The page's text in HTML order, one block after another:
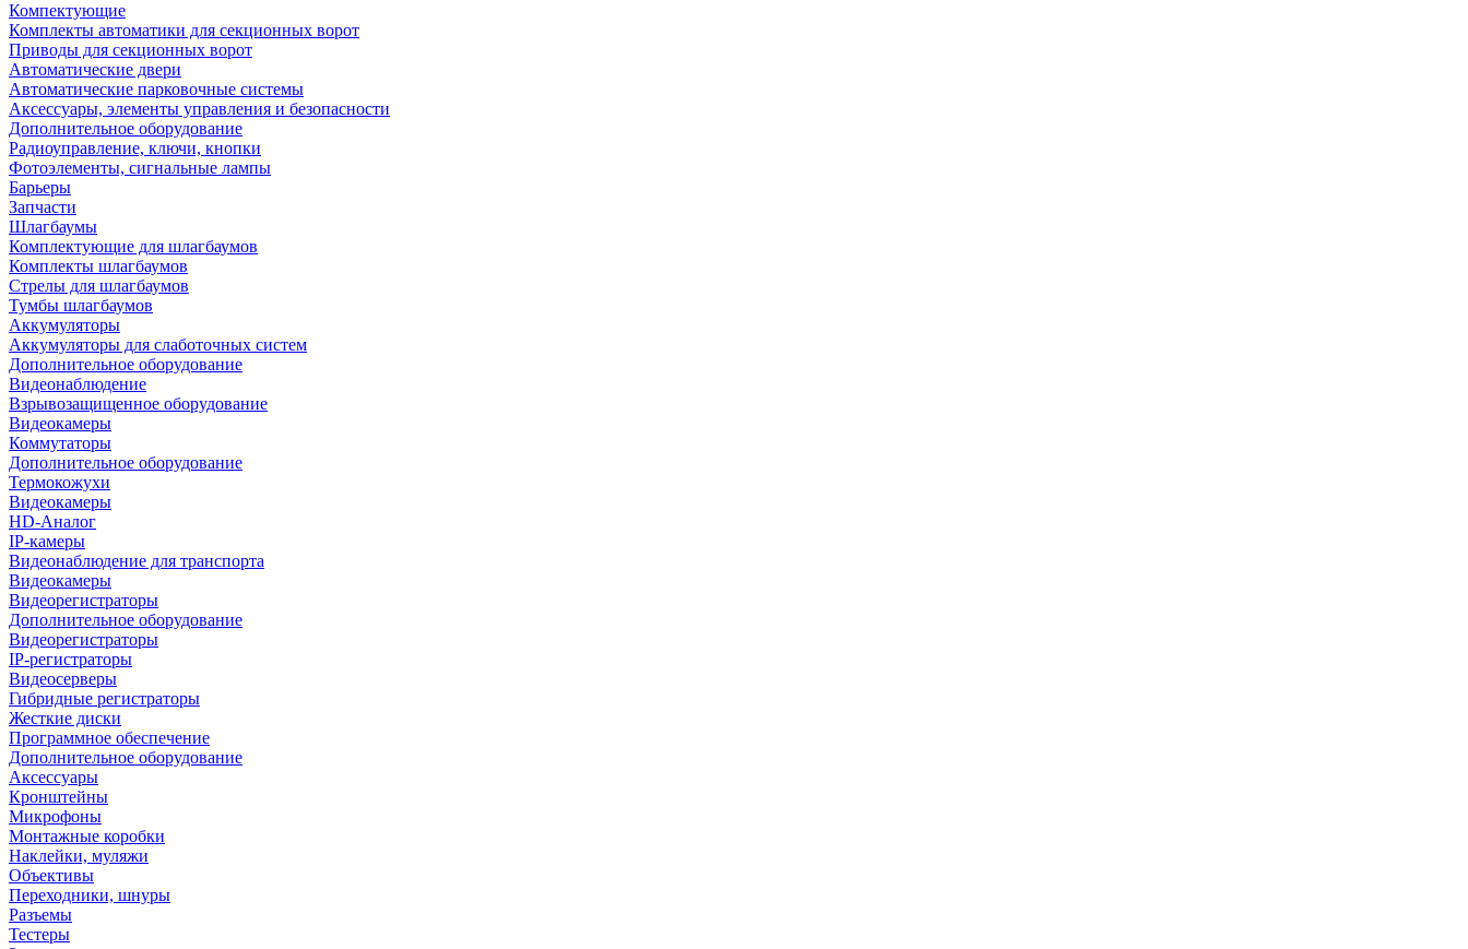
Компектующие
Комплекты автоматики для секционных ворот
Приводы для секционных ворот
Автоматические двери
Автоматические парковочные системы
Аксессуары, элементы управления и безопасности
Дополнительное оборудование
Радиоуправление, ключи, кнопки
Фотоэлементы, сигнальные лампы
Барьеры
Запчасти
Шлагбаумы
Комплектующие для шлагбаумов
Комплекты шлагбаумов
Стрелы для шлагбаумов
Тумбы шлагбаумов
Аккумуляторы
Аккумуляторы для слаботочных систем
Дополнительное оборудование
Видеонаблюдение
Взрывозащищенное оборудование
Видеокамеры
Коммутаторы
Дополнительное оборудование
Термокожухи
Видеокамеры
HD-Аналог
IP-камеры
Видеонаблюдение для транспорта
Видеокамеры
Видеорегистраторы
Дополнительное оборудование
Видеорегистраторы
IP-регистраторы
Видеосерверы
Гибридные регистраторы
Жесткие диски
Программное обеспечение
Дополнительное оборудование
Аксессуары
Кронштейны
Микрофоны
Монтажные коробки
Наклейки, муляжи
Объективы
Переходники, шнуры
Разъемы
Тестеры